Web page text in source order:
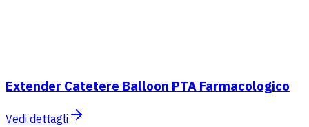
Extender Catetere Balloon PTA Farmacologico
Vedi dettagli